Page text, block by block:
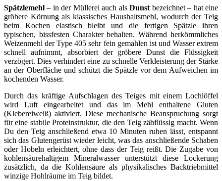
Spätzlemehl – in der Müllerei auch alsDunst bezeichnet – hat eine
gröbere Körnung als klassisches Haushaltsmehl, wodurch der Teig
beim Kochen elastisch bleibt und die fertigen Spätzle ihren
typischen, bissfesten Charakter behalten. Während herkömmliches
Weizenmehl der Type 405 sehr fein gemahlen ist und Wasser extrem
schnell aufnimmt, absorbiert der gröbere Dunst die Flüssigkeit
verzögert. Dies verhindert eine zu schnelle Verkleisterung der Stärke
an der Oberfläche und schützt die Spätzle vor dem Aufweichen im
kochenden Wasser.
Durch das kräftige Aufschlagen des Teiges mit einem Lochlöffel
wird Luft eingearbeitet und das im Mehl enthaltene Gluten
(Klebereiweiß) aktiviert. Diese mechanische Beanspruchung sorgt
für eine stabile Proteinstruktur, die den Teig zähflüssig macht. Wenn
Du den Teig anschließend etwa 10 Minuten ruhen lässt, entspannt
sich das Glutengerüst wieder leicht, was das anschließende Schaben
oder Hobeln erleichtert, ohne dass der Teig reißt. Die Zugabe von
kohlensäurehaltigem Mineralwasser unterstützt diese Lockerung
zusätzlich, da die Kohlensäure als physikalisches Backtriebmittel
winzige Hohlräume im Teig bildet.